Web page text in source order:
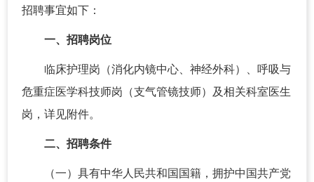
招聘事宜如下：
一、招聘岗位
临床护理岗（消化内镜中心、神经外科）、呼吸与
危重症医学科技师岗（支气管镜技师）及相关科室医生
岗，详见附件。
二、招聘条件
（一）具有中华人民共和国国籍，拥护中国共产党